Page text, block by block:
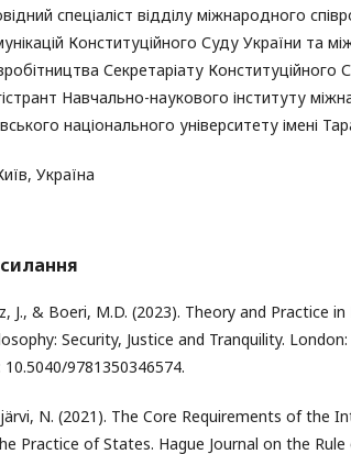
спеціаліст відділу міжнародного
Конституційного Суду України та
Секретаріату Конституційного
Навчально-наукового інституту
національного університету імені
Україна
J., & Boeri, M.D. (2023). Theory and Practice
Security, Justice and Tranquility.
10.5040/9781350346574.
N. (2021). The Core Requirements of the
Practice of States. Hague Journal on the Rule